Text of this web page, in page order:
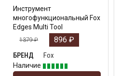
Инструмент
многофункциональный Fox
Edges Multi Tool
1379₽ 896 ₽
БРЕНД
Fox
Наличие